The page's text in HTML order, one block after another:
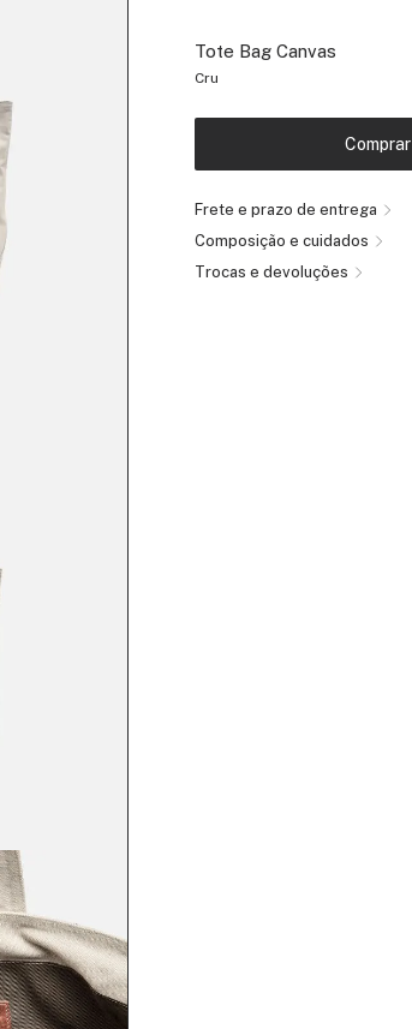
Tote Bag Canvas
Cru
Comprar
Frete e prazo de entrega
Composição e cuidados
Trocas e devoluções